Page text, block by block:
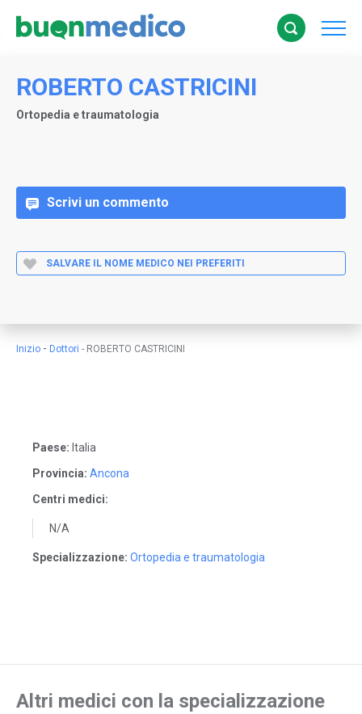
ROBERTO CASTRICINI
Ortopedia e traumatologia
Scrivi un commento
SALVARE IL NOME MEDICO NEI PREFERITI
Inizio - Dottori - ROBERTO CASTRICINI
Paese: Italia
Provincia: Ancona
Centri medici:
N/A
Specializzazione: Ortopedia e traumatologia
Altri medici con la specializzazione